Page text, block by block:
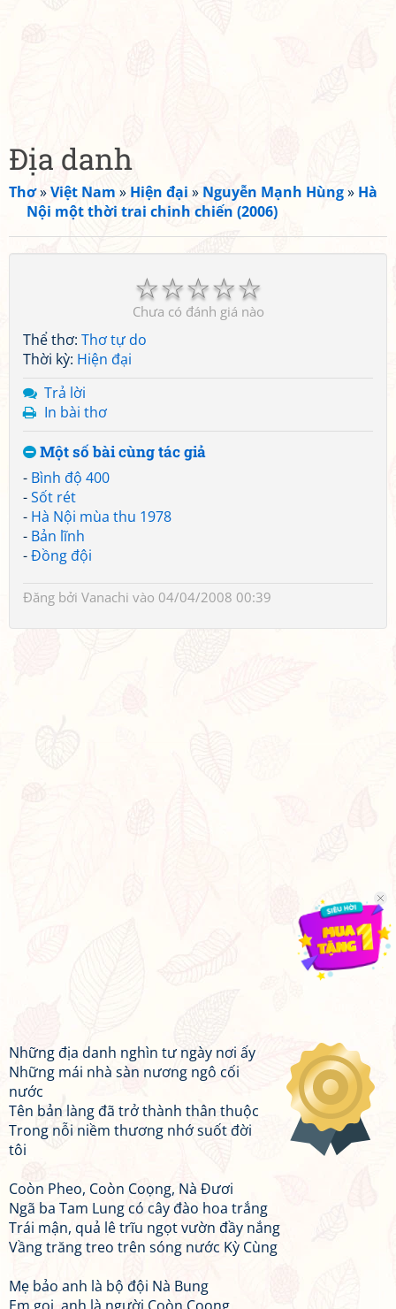
Địa danh
Thơ»Việt Nam » Hiện đại » Nguyễn Mạnh Hùng» Hà
Nội một thời trai chinh chiến (2006)
☆
☆
☆
☆
☆
Chưa có đánh giá nào
Thể thơ: Thơ tự do
Thời kỳ: Hiện đại
Trả lời
In bài thơ
Một số bài cùng tác giả
- Bình độ 400
-Sốt rét
- Hà Nội mùa thu 1978
- Bản lĩnh
-Đồng đội
Đăng bởi Vanachi vào 04/04/2008 00:39
Những địa danh nghìn tư ngày nơi ấy
Những mái nhà sàn nương ngô cối
nước
Tên bản làng đã trở thành thân thuộc
Trong nỗi niềm thương nhớ suốt đời
tôi
Coòn Pheo, Coòn Coọng, Nà Đươi
Ngã ba Tam Lung có cây đào hoa trắng
Trái mận, quả lê trĩu ngọt vườn đầy nắng
Vầng trăng treo trên sóng nước Kỳ Cùng
Mẹ bảo anh là bộ đội Nà Bung